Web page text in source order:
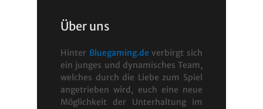
Über uns
Hinter Bluegaming.de verbirgt sich
ein junges und dynamisches Team,
welches durch die Liebe zum Spiel
angetrieben wird, euch eine neue
Möglichkeit der Unterhaltung im